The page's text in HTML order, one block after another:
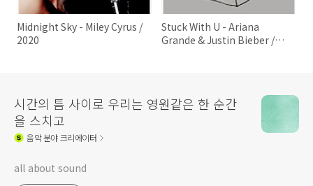
Midnight Sky - Miley Cyrus /
2020
Stuck With U - Ariana
Grande & Justin Bieber /
시간의 틈 사이로 우리는 영원같은 한 순간
을 스치고
음악분야 크리에이터
all about sound